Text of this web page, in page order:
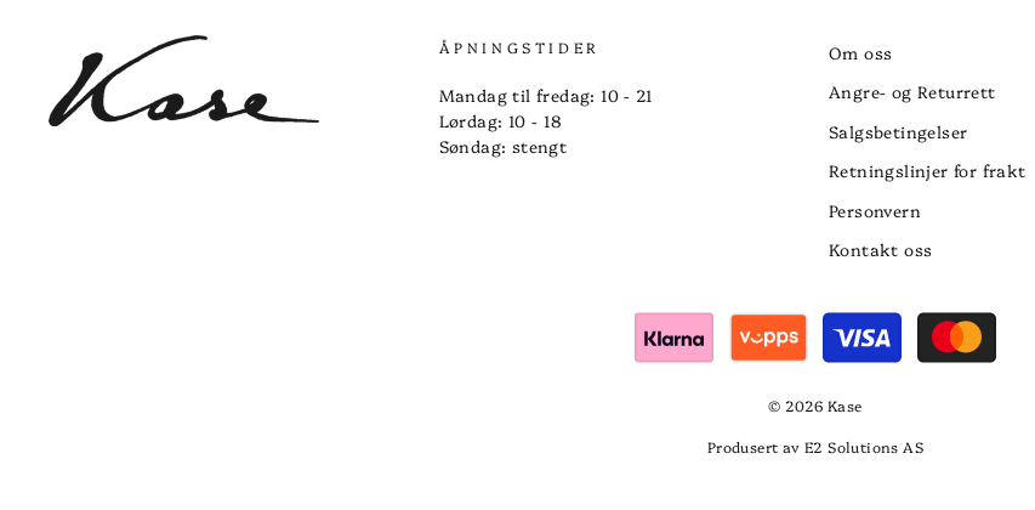
ÅPNINGSTIDER
Mandag til fredag: 10 - 21
Lørdag: 10 - 18
Søndag: stengt
Om oss
Angre- og Returrett
Salgsbetingelser
Retningslinjer for frakt
Personvern
Kontakt oss
© 2026 Kase
Produsert av E2 Solutions AS